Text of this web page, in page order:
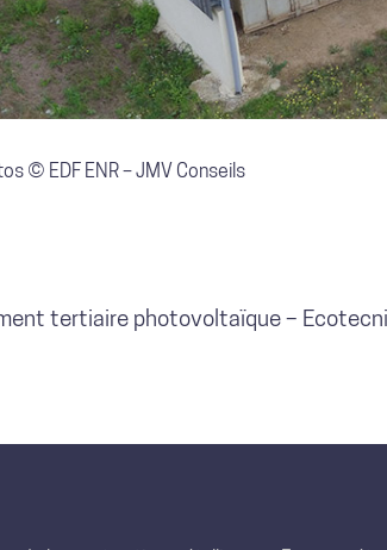
© EDF ENR – JMV Conseils